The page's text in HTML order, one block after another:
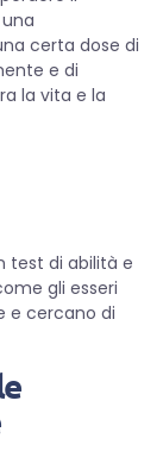
certa dose di
e di
la vita e la
test di abilità e
gli esseri
e cercano di